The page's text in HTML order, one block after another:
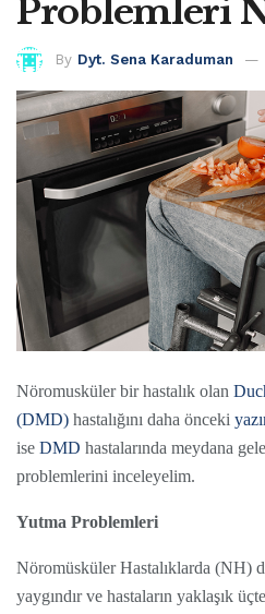
Problemleri
By Dyt. Sena Karaduman
Nöromusküler bir hastalık olan
(DMD) hastalığını daha önceki
ise DMD hastalarında meydana
problemlerini inceleyelim.
Yutma Problemleri
Nöromüsküler Hastalıklarda (NH)
yaygındır ve hastaların yaklaşık